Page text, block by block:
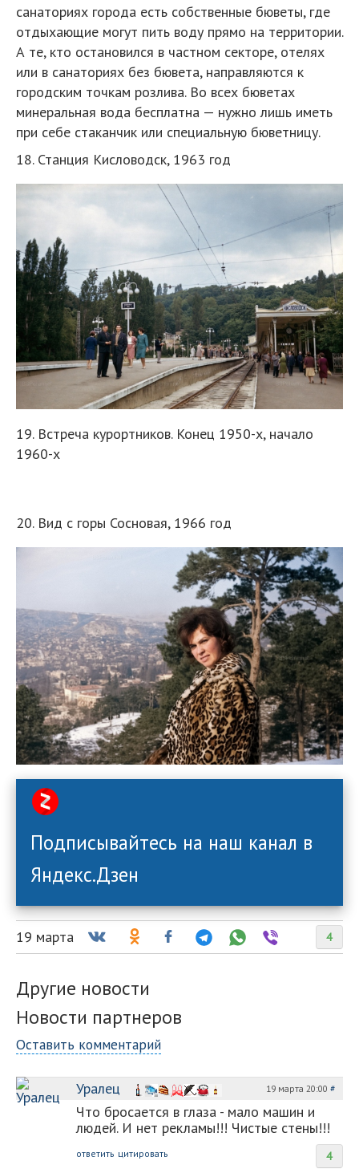
санаториях города есть собственные бюветы, где
отдыхающие могут пить воду прямо на территории.
А те, кто остановился в частном секторе, отелях
или в санаториях без бювета, направляются к
городским точкам розлива. Во всех бюветах
минеральная вода бесплатна — нужно лишь иметь
при себе стаканчик или специальную бюветницу.
18. Станция Кисловодск, 1963 год
19. Встреча курортников. Конец 1950-х, начало
1960-х
20. Вид с горы Сосновая, 1966 год
Подписывайтесь на наш канал в
Яндекс.Дзен
4
19 марта
Другие новости
Новости партнеров
Оставить комментарий
Уралец 19 марта 20:00 #
Что бросается в глаза - мало машин и
людей. И нет рекламы!!! Чистые стены!!!
4
ответить цитировать